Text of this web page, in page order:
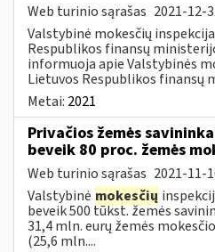
Web turinio sąrašas 2021-12-
Valstybinė mokesčių
Respublikos finansų
informuoja apie Valstybinės
Lietuvos Respublikos finansų
Metai: 2021
Privačios žemės
beveik 80 proc. žemės
Web turinio sąrašas 2021-11-
Valstybinė mokesčių
beveik 500 tūkst. žemės
31,4 mln. eurų žemės
(25,6 mln....